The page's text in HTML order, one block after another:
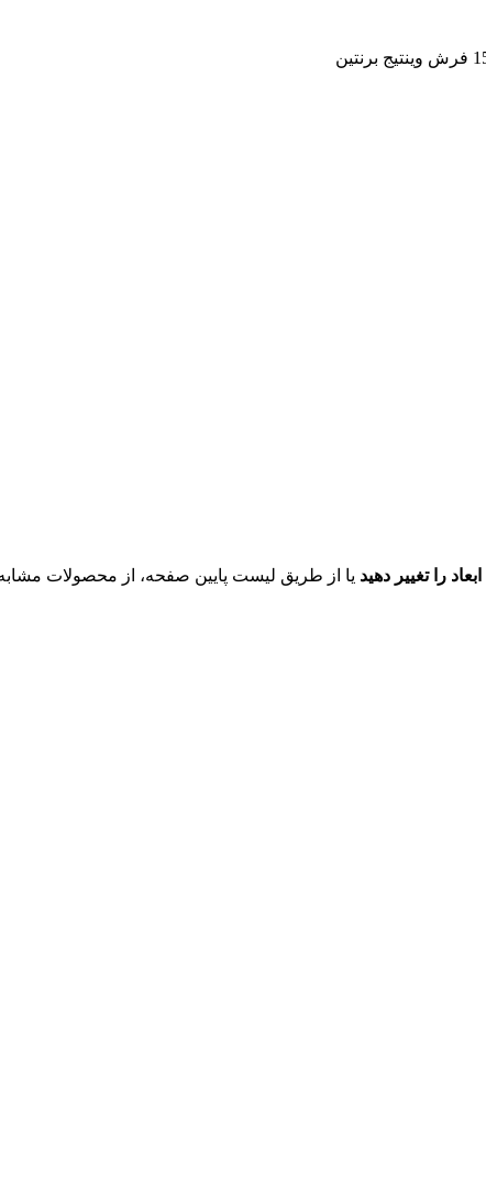
ابعاد را تغییر دهید یا از طریق لیست پایین صفحه، از محصولات مشابه